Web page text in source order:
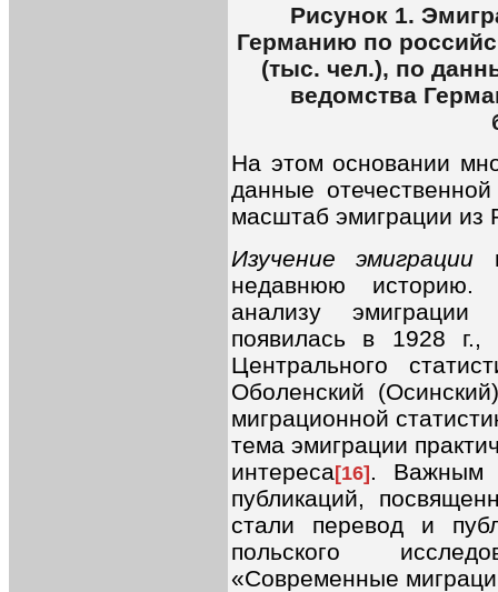
Рисунок1.
Германию по
(тыс. чел.), по
ведомства
На этом основании
данные
масштаб эмиграции из
Изучение эмиграции
недавнюю историю.
анализу
появилась в 1928 г.,
Центрального
Оболенский (Осинский)
миграционной
тема эмиграции
интереса[16] . Важным
публикаций,
стали перевод и
польского
«Современные